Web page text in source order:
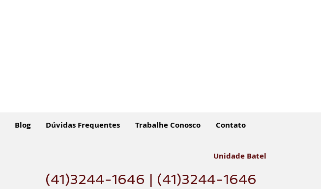
Blog Dúvidas Frequentes Trabalhe Conosco Contato
Unidade Batel
(41)3244-1646 | (41)3244-1646